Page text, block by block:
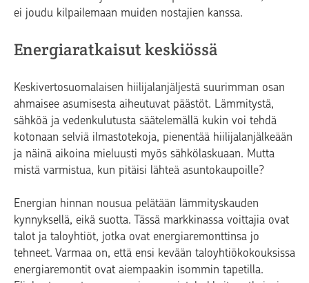
ei joudu kilpailemaan muiden nostajien kanssa.
Energiaratkaisut keskiössä
Keskivertosuomalaisen hiilijalanjäljestä suurimman osan
ahmaisee asumisesta aiheutuvat päästöt. Lämmitystä,
sähköä ja vedenkulutusta säätelemällä kukin voi tehdä
kotonaan selviä ilmastotekoja, pienentää hiilijalanjälkeään
ja näinä aikoina mieluusti myös sähkölaskuaan. Mutta
mistä varmistua, kun pitäisi lähteä asuntokaupoille?
Energian hinnan nousua pelätään lämmityskauden
kynnyksellä, eikä suotta. Tässä markkinassa voittajia ovat
talot ja taloyhtiöt, jotka ovat energiaremonttinsa jo
tehneet. Varmaa on, että ensi kevään taloyhtiökokouksissa
energiaremontit ovat aiempaakin isommin tapetilla.